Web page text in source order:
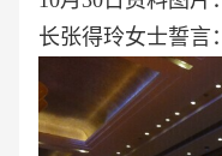
长张得玲女士誓言